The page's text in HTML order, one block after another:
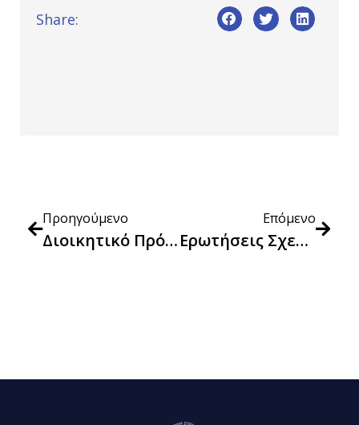
Share:
Προηγούμενο
Διοικητικό Πρόστιμο 300.000 Ευρώ Στην Attica Bank Ανώνυμη Τραπεζική Εταιρεία
Επόμενο
Ερωτήσεις Σχετικά Με Τον Νέο Κώδικα Δεοντολογίας Για Ανακοινώσεις Μείωσης Τιμής